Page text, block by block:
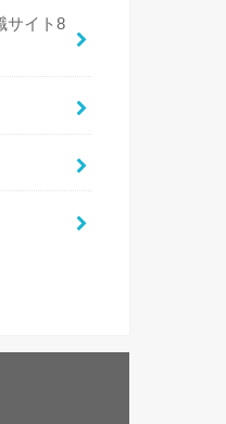
サイト8